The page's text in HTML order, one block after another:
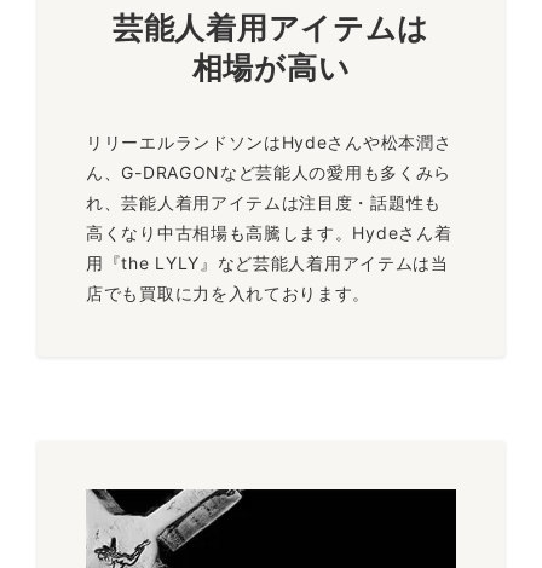
芸能人着用アイテムは
相場が高い
リリーエルランドソンはHydeさんや松本潤さ
ん、G-DRAGONなど芸能人の愛用も多くみら
れ、芸能人着用アイテムは注目度・話題性も
高くなり中古相場も高騰します。Hydeさん着
用『the LYLY』など芸能人着用アイテムは当
店でも買取に力を入れております。